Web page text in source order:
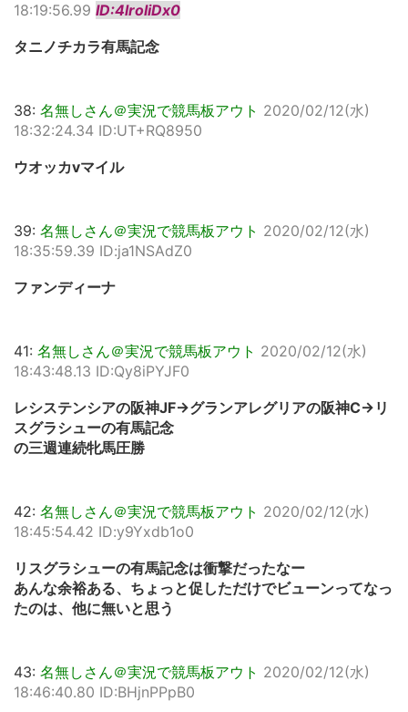
18:19:56.99 ID:4lroIiDx0
タニノチカラ有馬記念
38: 名無しさん＠実況で競馬板アウト 2020/02/12(水)
18:32:24.34 ID:UT+RQ8950
ウオッカvマイル
39: 名無しさん＠実況で競馬板アウト 2020/02/12(水)
18:35:59.39 ID:ja1NSAdZ0
ファンディーナ
41: 名無しさん＠実況で競馬板アウト 2020/02/12(水)
18:43:48.13 ID:Qy8iPYJF0
レシステンシアの阪神JF→グランアレグリアの阪神C→リ
スグラシューの有馬記念
の三週連続牝馬圧勝
42: 名無しさん＠実況で競馬板アウト 2020/02/12(水)
18:45:54.42 ID:y9Yxdb1o0
リスグラシューの有馬記念は衝撃だったなー
あんな余裕ある、ちょっと促しただけでビューンってなっ
たのは、他に無いと思う
43: 名無しさん＠実況で競馬板アウト 2020/02/12(水)
18:46:40.80 ID:BHjnPPpB0